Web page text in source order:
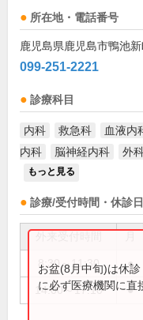
所在地・電話番号
鹿児島県鹿児島市鴨池
099-251-2221
診療科目
内科 救急科 血液内
内科
脳神経内科 外
もっと見る
診療/受付時間・休診日
8:30～11:30 ●
14:00～17:10 ●
お盆(8月中旬)は休
に必ず医療機関に直